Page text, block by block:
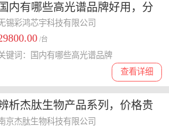
国内有哪些高光谱品牌好用，分
值得选择的品牌及特色
锡彩鸿芯宇科技有限公司
/台
查看详细
键词：国内有哪些高光谱品牌
析杰肽生物产品系列，价格贵
，客户复购率高低怎么判断
京杰肽生物科技有限公司